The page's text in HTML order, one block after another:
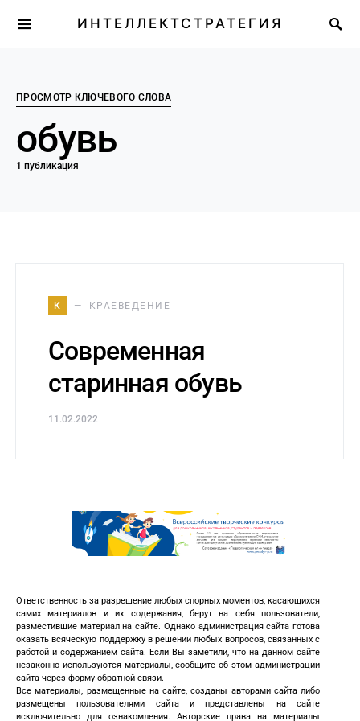
ИНТЕЛЛЕКТСТРАТЕГИЯ
ПРОСМОТР КЛЮЧЕВОГО СЛОВА
обувь
1 публикация
К КРАЕВЕДЕНИЕ
Современная
старинная обувь
11.02.2022
Ответственность за разрешение любых спорных моментов, касающихся
самих материалов и их содержания, берут на себя пользователи,
разместившие материал на сайте. Однако администрация сайта готова
оказать всяческую поддержку в решении любых вопросов, связанных с
работой и содержанием сайта. Если Вы заметили, что на данном сайте
незаконно используются материалы, сообщите об этом администрации
сайта через форму обратной связи.
Все материалы, размещенные на сайте, созданы авторами сайта либо
размещены пользователями сайта и представлены на сайте
исключительно для ознакомления. Авторские права на материалы